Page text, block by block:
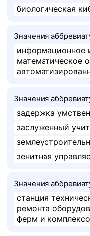
биологическая
Значения
информационное
математическое
Значения
задержка
заслуженный
зенитная
Значения
станция
ремонта
ферм и